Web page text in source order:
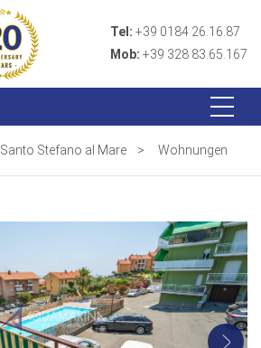
Tel: +39 0184 26.16.87
Mob: +39 328 83.65.167
Santo Stefano al Mare > Wohnungen